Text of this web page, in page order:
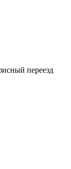
переезд